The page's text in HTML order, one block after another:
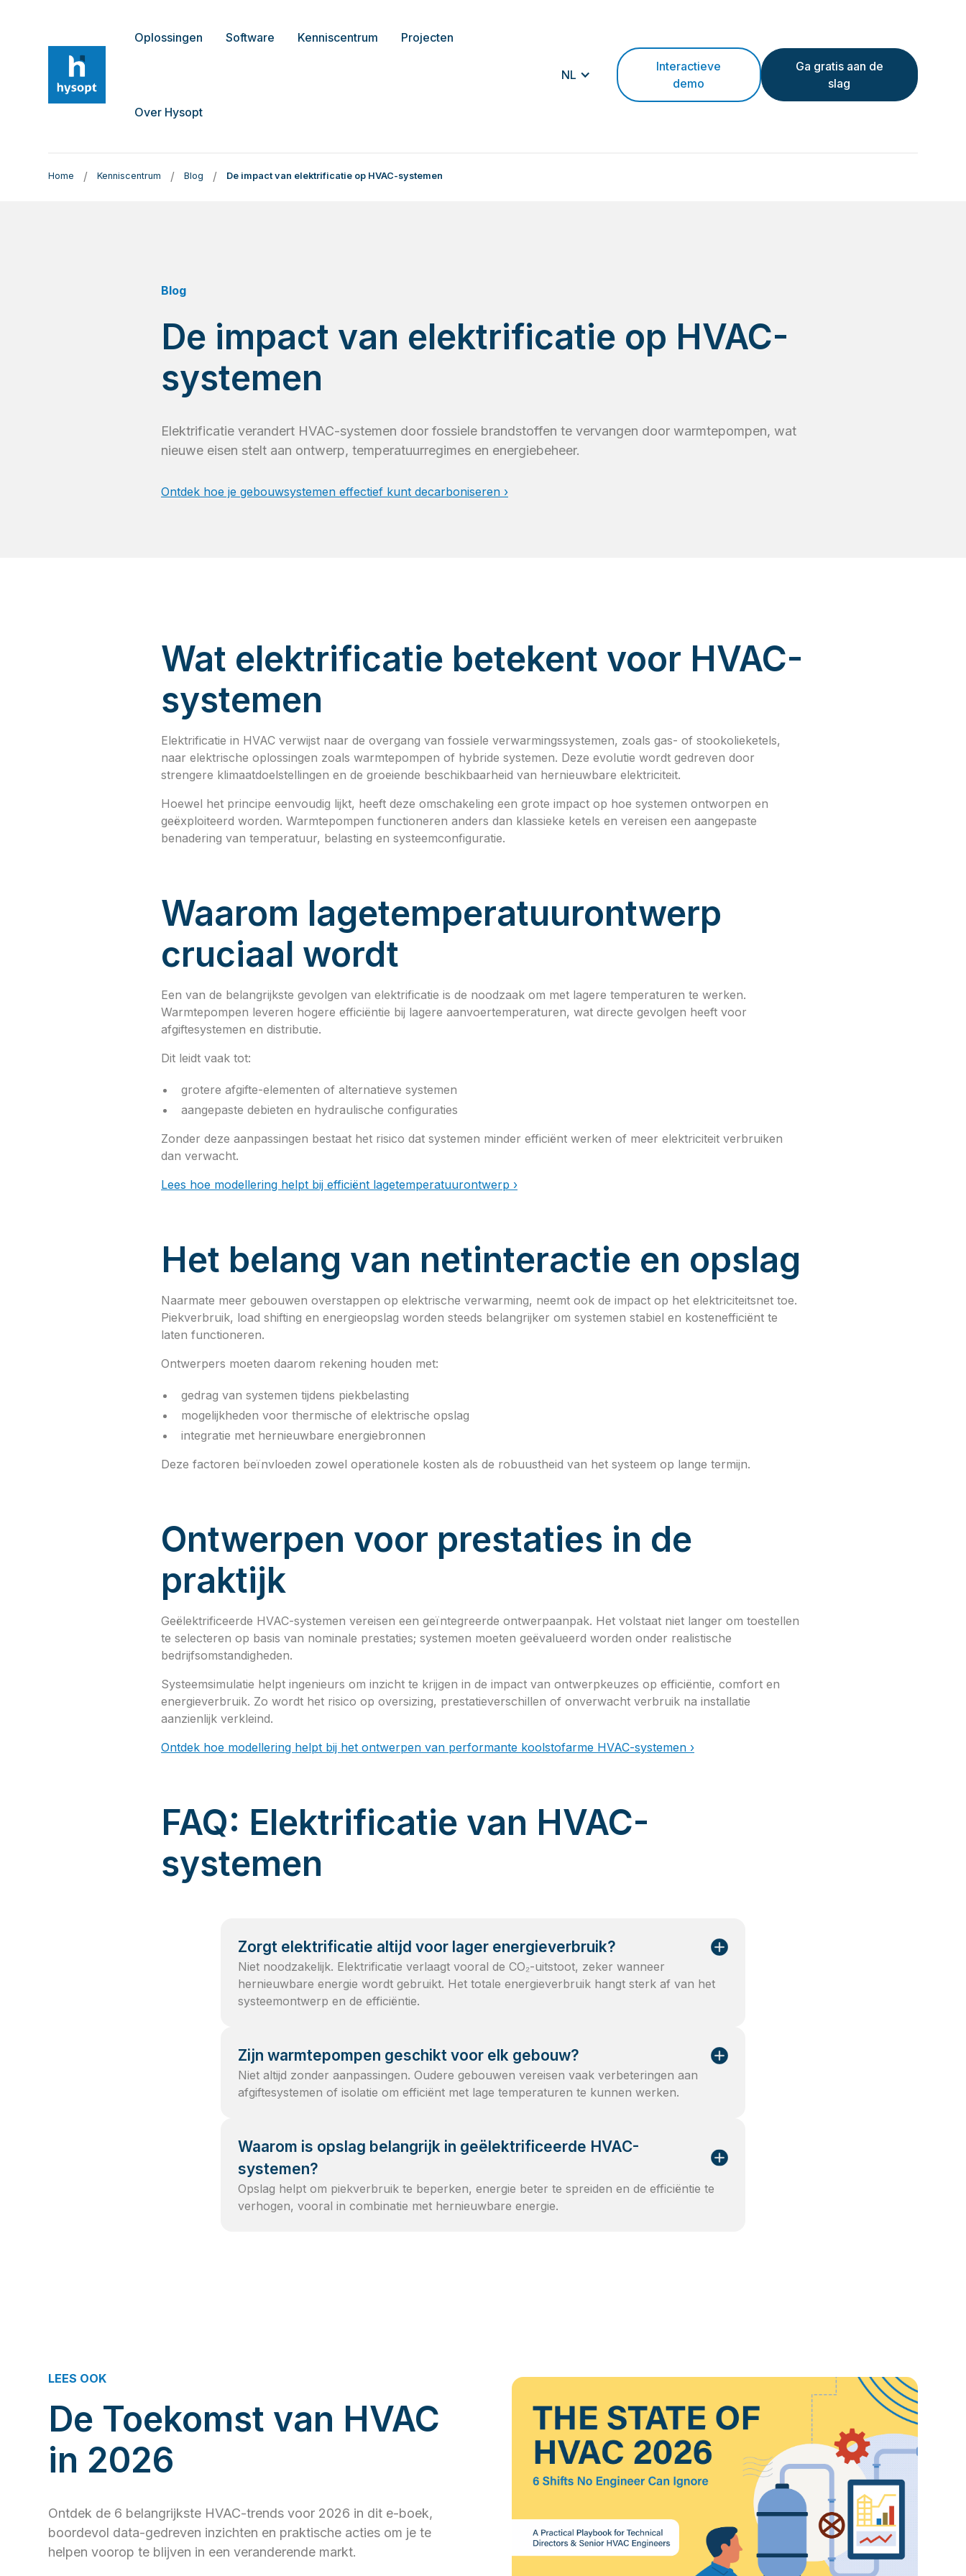
Oplossingen Software Kenniscentrum Projecten
Over Hysopt
NL
Interactieve
demo
Ga gratis aan de
slag
Home / Kenniscentrum / Blog / De impact van elektrificatie op HVAC-systemen
Blog
De impact van elektrificatie op HVAC-
systemen
Elektrificatie verandert HVAC-systemen door fossiele brandstoffen te vervangen door warmtepompen, wat
nieuwe eisen stelt aan ontwerp, temperatuurregimes en energiebeheer.
Ontdek hoe je gebouwsystemen effectief kunt decarboniseren ›
Wat elektrificatie betekent voor HVAC-
systemen
Elektrificatie in HVAC verwijst naar de overgang van fossiele verwarmingssystemen, zoals gas- of stookolieketels,
naar elektrische oplossingen zoals warmtepompen of hybride systemen. Deze evolutie wordt gedreven door
strengere klimaatdoelstellingen en de groeiende beschikbaarheid van hernieuwbare elektriciteit.
Hoewel het principe eenvoudig lijkt, heeft deze omschakeling een grote impact op hoe systemen ontworpen en
geëxploiteerd worden. Warmtepompen functioneren anders dan klassieke ketels en vereisen een aangepaste
benadering van temperatuur, belasting en systeemconfiguratie.
Waarom lagetemperatuurontwerp
cruciaal wordt
Een van de belangrijkste gevolgen van elektrificatie is de noodzaak om met lagere temperaturen te werken.
Warmtepompen leveren hogere efficiëntie bij lagere aanvoertemperaturen, wat directe gevolgen heeft voor
afgiftesystemen en distributie.
Dit leidt vaak tot:
grotere afgifte-elementen of alternatieve systemen
aangepaste debieten en hydraulische configuraties
Zonder deze aanpassingen bestaat het risico dat systemen minder efficiënt werken of meer elektriciteit verbruiken
dan verwacht.
Lees hoe modellering helpt bij efficiënt lagetemperatuurontwerp ›
Het belang van netinteractie en opslag
Naarmate meer gebouwen overstappen op elektrische verwarming, neemt ook de impact op het elektriciteitsnet toe.
Piekverbruik, load shifting en energieopslag worden steeds belangrijker om systemen stabiel en kostenefficiënt te
laten functioneren.
Ontwerpers moeten daarom rekening houden met:
gedrag van systemen tijdens piekbelasting
mogelijkheden voor thermische of elektrische opslag
integratie met hernieuwbare energiebronnen
Deze factoren beïnvloeden zowel operationele kosten als de robuustheid van het systeem op lange termijn.
Ontwerpen voor prestaties in de
praktijk
Geëlektrificeerde HVAC-systemen vereisen een geïntegreerde ontwerpaanpak. Het volstaat niet langer om toestellen
te selecteren op basis van nominale prestaties; systemen moeten geëvalueerd worden onder realistische
bedrijfsomstandigheden.
Systeemsimulatie helpt ingenieurs om inzicht te krijgen in de impact van ontwerpkeuzes op efficiëntie, comfort en
energieverbruik. Zo wordt het risico op oversizing, prestatieverschillen of onverwacht verbruik na installatie
aanzienlijk verkleind.
Ontdek hoe modellering helpt bij het ontwerpen van performante koolstofarme HVAC-systemen ›
FAQ: Elektrificatie van HVAC-
systemen
Zorgt elektrificatie altijd voor lager energieverbruik?
Niet noodzakelijk. Elektrificatie verlaagt vooral de CO₂-uitstoot, zeker wanneer
hernieuwbare energie wordt gebruikt. Het totale energieverbruik hangt sterk af van het
systeemontwerp en de efficiëntie.
Zijn warmtepompen geschikt voor elk gebouw?
Niet altijd zonder aanpassingen. Oudere gebouwen vereisen vaak verbeteringen aan
afgiftesystemen of isolatie om efficiënt met lage temperaturen te kunnen werken.
Waarom is opslag belangrijk in geëlektrificeerde HVAC-
systemen?
Opslag helpt om piekverbruik te beperken, energie beter te spreiden en de efficiëntie te
verhogen, vooral in combinatie met hernieuwbare energie.
LEES OOK
De Toekomst van HVAC
in 2026
Ontdek de 6 belangrijkste HVAC-trends voor 2026 in dit e-boek,
boordevol data-gedreven inzichten en praktische acties om je te
helpen voorop te blijven in een veranderende markt.